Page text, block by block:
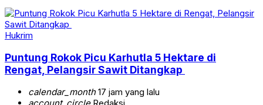
Hukrim
Puntung Rokok Picu Karhutla 5 Hektare di
Rengat, Pelangsir Sawit Ditangkap
calendar_month17 jam yang lalu
account_circleRedaksi